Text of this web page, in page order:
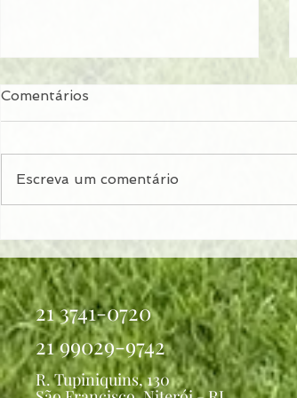
como a doença afeta a
rotina
Comentários
Escreva um comentário
21 3741-0720
21 99029-9742
R. Tupiniquins, 130